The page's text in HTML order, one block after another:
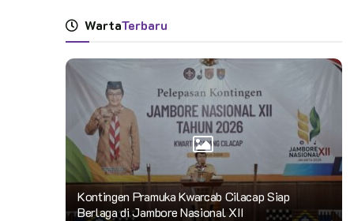
WartaTerbaru
Kontingen Pramuka Kwarcab Cilacap Siap
Berlaga di Jambore Nasional XII